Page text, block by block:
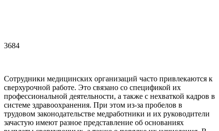
3684
Сотрудники медицинских организаций часто привлекаются к
сверхурочной работе. Это связано со спецификой их
профессиональной деятельности, а также с нехваткой кадров в
системе здравоохранения. При этом из-за пробелов в
трудовом законодательстве медработники и их руководители
зачастую имеют разное представление об основаниях